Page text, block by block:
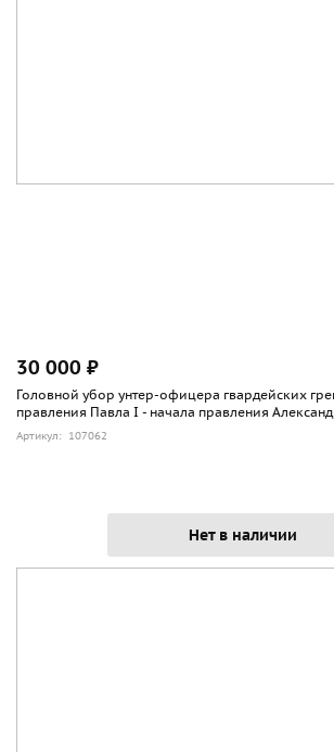
30 000 ₽
Головной убор унтер-офицера гвардейских
правления Павла I - начала правления
Артикул: 107062
Нет в наличии